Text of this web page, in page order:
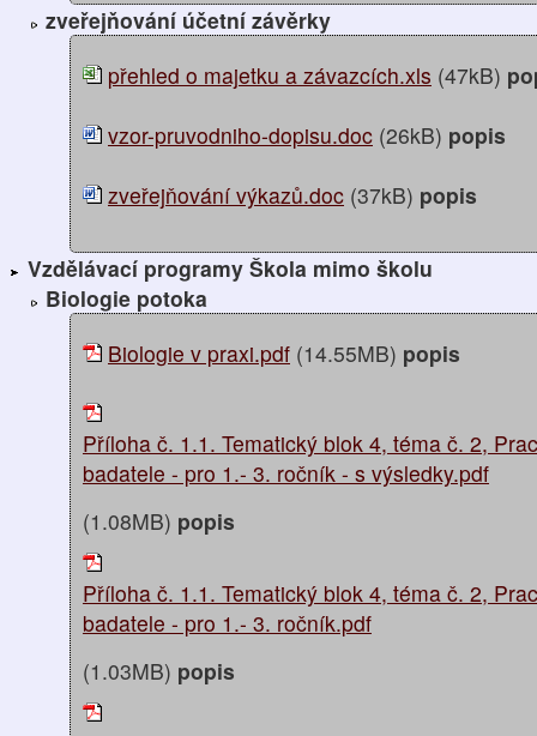
zveřejňování účetní závěrky
přehled o majetku a závazcích.xls (47kB)
vzor-pruvodniho-dopisu.doc (26kB) popis
zveřejňování výkazů.doc (37kB) popis
Vzdělávací programy Škola mimo školu
Biologie potoka
Biologie v praxi.pdf (14.55MB) popis
Příloha č. 1.1. Tematický blok 4, téma č. 2,
badatele - pro 1.- 3. ročník - s výsledky.pdf
(1.08MB) popis
Příloha č. 1.1. Tematický blok 4, téma č. 2,
badatele - pro 1.- 3. ročník.pdf
(1.03MB) popis